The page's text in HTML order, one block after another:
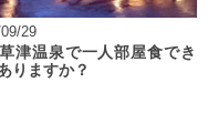
29
津温泉で一人部屋食でき
りますか？